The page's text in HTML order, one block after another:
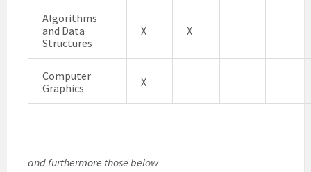
Algorithms
and Data
Structures
X X
Computer
Graphics
X
and furthermore those below